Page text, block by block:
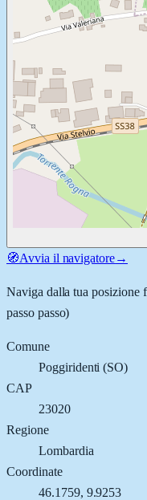
🧭Avvia il navigatore→
Naviga dalla tua posizione
passo passo)
Comune
Poggiridenti (SO)
CAP
23020
Regione
Lombardia
Coordinate
46.1759, 9.9253